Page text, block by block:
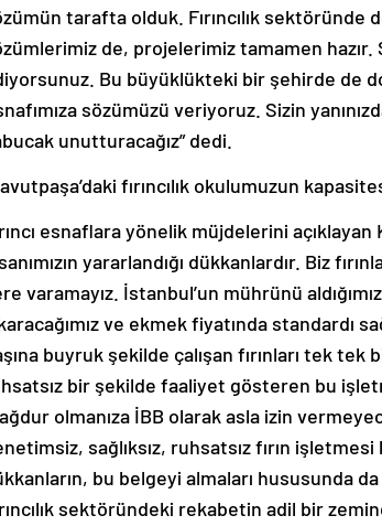
tarafta olduk. Fırıncılık sektöründe
de, projelerimiz tamamen
Bu büyüklükteki bir şehirde de
sözümüzü veriyoruz. Sizin
unutturacağız” dedi.
fırıncılık okulumuzun
esnaflara yönelik müjdelerini
yararlandığı dükkanlardır. Biz
varamayız. İstanbul’un mührünü
ve ekmek fiyatında standardı
buyruk şekilde çalışan fırınları tek tek
bir şekilde faaliyet gösteren bu
olmanıza İBB olarak asla izin
sağlıksız, ruhsatsız fırın
bu belgeyi almaları hususunda
sektöründeki rekabetin adil bir